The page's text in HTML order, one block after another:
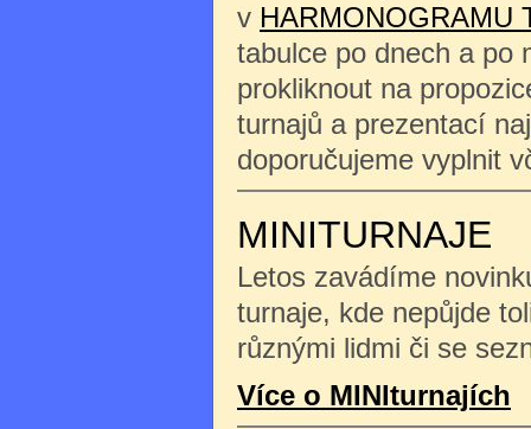
v HARMONOGRAMU
tabulce po dnech a po
prokliknout na
turnajů a prezentací
doporučujeme vyplnit
MINITURNAJE
Letos zavádíme
turnaje, kde nepůjde
různými lidmi či se
Více o MINIturnajích